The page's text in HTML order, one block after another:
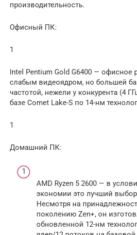
производительность.
Офисный ПК:
1
Intel Pentium Gold G6400 — офисное
слабым видеоядром, но большей
частотой, нежели у конкурента (4
базе Comet Lake-S по 14-нм
1
Домашний ПК:
AMD Ryzen 5 2600 — в
экономии это лучший
Несмотря на
поколению Zen+, он
обновленной 12-нм